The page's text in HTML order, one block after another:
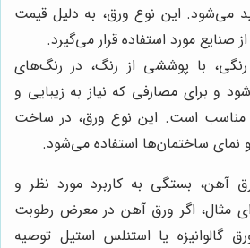
می‌شود. این نوع ورق، به دلیل قیمت
صنایع مورد استفاده قرار می‌گیرد.
با پوششی از رنگ، در رنگ‌های
و برای مصارفی که نیاز به زیبایی و
مناسب است. این نوع ورق، در ساخت
نمای ساختمان‌ها استفاده می‌شود.
آهن، بستگی به کاربرد مورد نظر و
مثال، اگر ورق آهن در معرض رطوبت
گالوانیزه یا استنلس استیل توصیه